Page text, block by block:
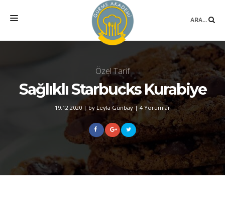
ARA...
EĞITIMLER
DANIŞMANLIK
SÖZLÜK
Özel Tarif
Sağlıklı Starbucks Kurabiye
19.12.2020 | by Leyla Günbay | 4 Yorumlar